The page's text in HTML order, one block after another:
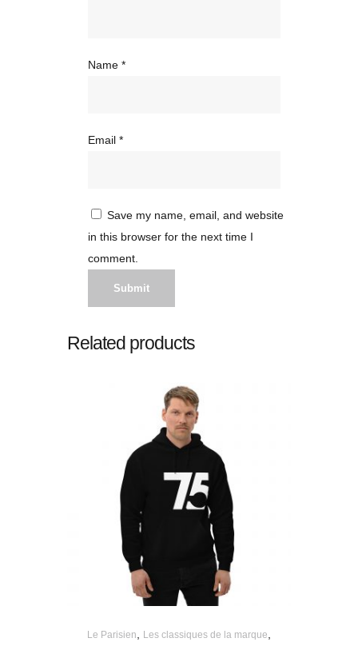
Name *
Email *
Save my name, email, and website
in this browser for the next time I
comment.
Related products
Le Parisien Les classiques de la marque